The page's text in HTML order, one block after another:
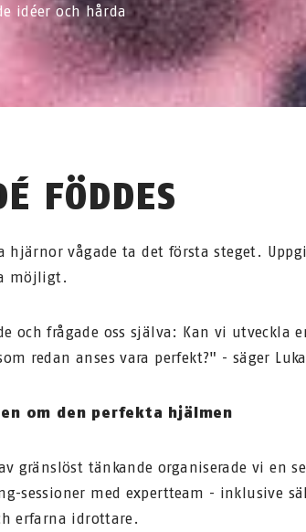
idéer och hårda
FÖDDES
hjärnor vågade ta det första steget.
möjligt.
och frågade oss själva: Kan vi utveckla
redan anses vara perfekt?" - säger
om den perfekta hjälmen
gränslöst tänkande organiserade vi en
sessioner med expertteam - inklusive
erfarna idrottare.